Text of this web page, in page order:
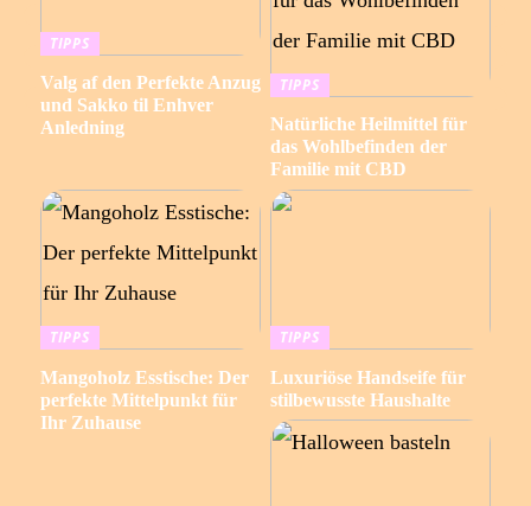
TIPPS
Valg af den Perfekte Anzug
und Sakko til Enhver
Anledning
TIPPS
Natürliche Heilmittel für
das Wohlbefinden der
Familie mit CBD
TIPPS
Mangoholz Esstische: Der
perfekte Mittelpunkt für
Ihr Zuhause
TIPPS
Luxuriöse Handseife für
stilbewusste Haushalte